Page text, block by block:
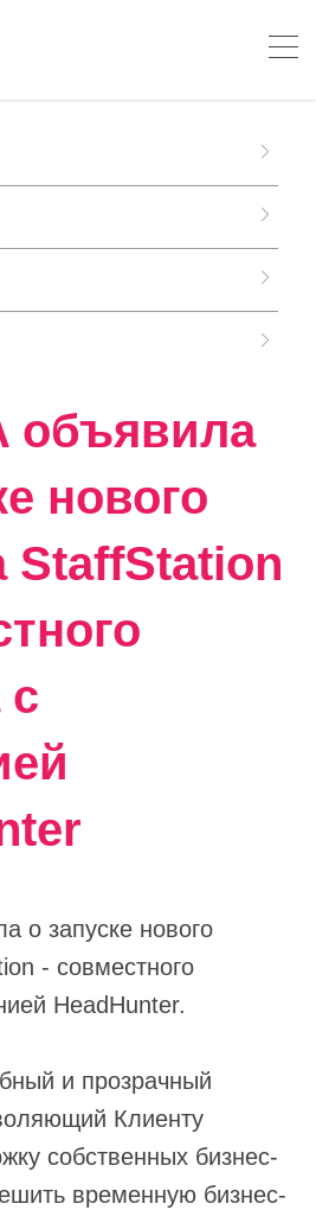
объявила
нового
StaffStation
с
о запуске нового
- совместного
HeadHunter.
и прозрачный
Клиенту
собственных бизнес-
временную бизнес-